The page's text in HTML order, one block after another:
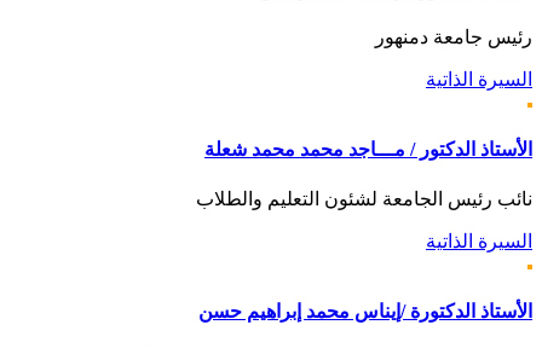
رئيس جامعة دمنهور
السيرة الذاتية
الأستاذ الدكتور / مـــاجد محمد محمد شعلة
نائب رئيس الجامعة لشئون التعليم والطلاب
السيرة الذاتية
الأستاذ الدكتورة /إيناس محمد إبراهيم حسن